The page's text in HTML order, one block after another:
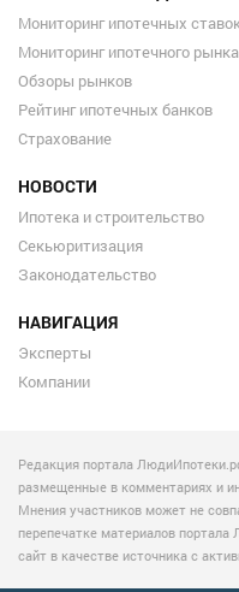
Мониторинг ипотечных
Мониторинг ипотечного рынка
Обзоры рынков
Рейтинг ипотечных банков
Страхование
НОВОСТИ
Ипотека и строительство
Секьюритизация
Законодательство
НАВИГАЦИЯ
Эксперты
Компании
Редакция портала
размещенные в комментариях и
Мнения участников может не
перепечатке материалов
сайт в качестве источника с